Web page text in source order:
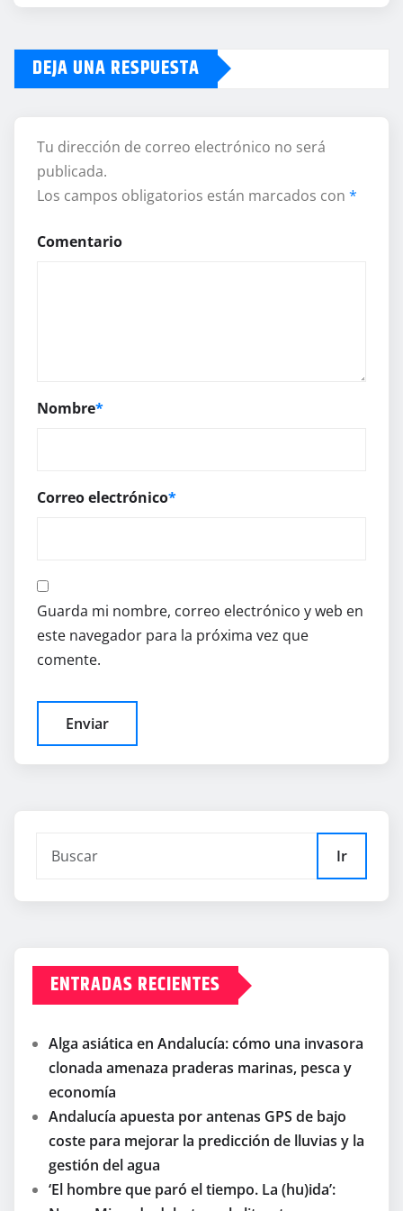
DEJA UNA RESPUESTA
Tu dirección de correo electrónico no será
publicada.
Los campos obligatorios están marcados con *
Comentario
Nombre*
Correo electrónico*
Guarda mi nombre, correo electrónico y web en
este navegador para la próxima vez que
comente.
Ir
ENTRADAS RECIENTES
Alga asiática en Andalucía: cómo una invasora
clonada amenaza praderas marinas, pesca y
economía
Andalucía apuesta por antenas GPS de bajo
coste para mejorar la predicción de lluvias y la
gestión del agua
‘El hombre que paró el tiempo. La (hu)ida’: